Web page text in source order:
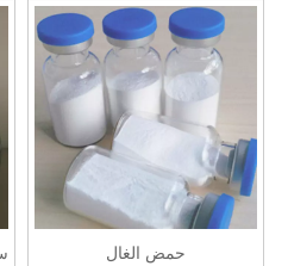
حمض الغال